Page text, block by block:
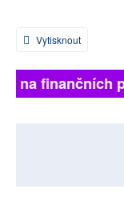
Vytisknout
na finančních